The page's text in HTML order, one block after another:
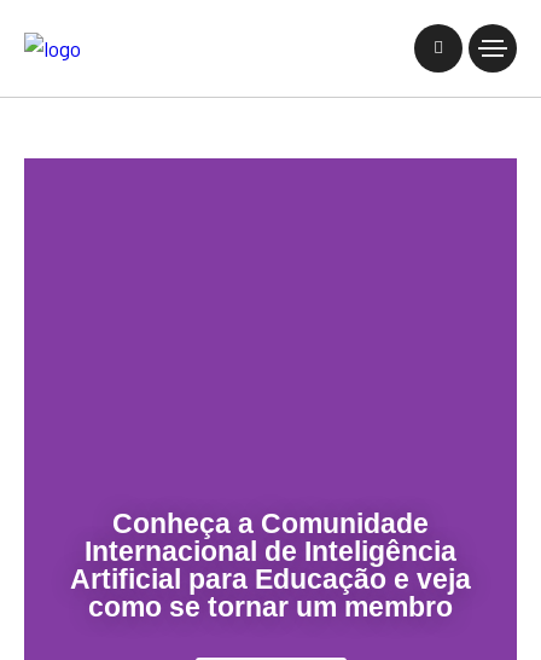
Conheça a Comunidade
Internacional de Inteligência
Artificial para Educação e veja
como se tornar um membro